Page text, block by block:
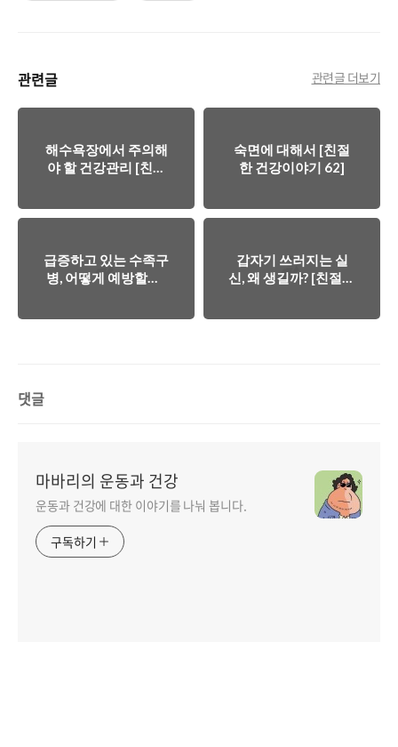
관련글 관련글 더보기
해수욕장에서 주의해
야 할 건강관리 [친절
숙면에 대해서 [친절
한 건강이야기 62]
급증하고 있는 수족구
병, 어떻게 예방할까?
갑자기 쓰러지는 실
신, 왜 생길까? [친절한
댓글
마바리의 운동과 건강
운동과 건강에 대한 이야기를 나눠 봅니다.
구독하기